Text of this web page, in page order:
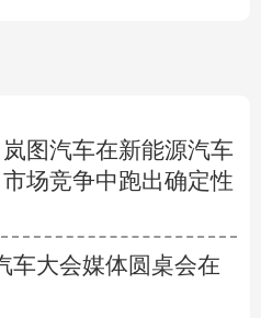
岚图汽车在新能源汽车
市场竞争中跑出确定性
车大会媒体圆桌会在